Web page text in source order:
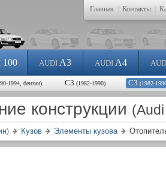
Главная Контакты
100 AUDI A3 AUDI A4
1994, бензин) С3 (1982-1990) С3 (1982-
конструкции
Кузов Элементы кузова